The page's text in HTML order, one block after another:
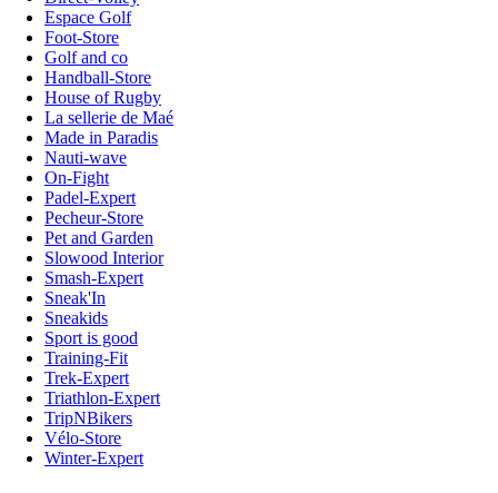
Espace Golf
Foot-Store
Golf and co
Handball-Store
House of Rugby
La sellerie de Maé
Made in Paradis
Nauti-wave
On-Fight
Padel-Expert
Pecheur-Store
Pet and Garden
Slowood Interior
Smash-Expert
Sneak'In
Sneakids
Sport is good
Training-Fit
Trek-Expert
Triathlon-Expert
TripNBikers
Vélo-Store
Winter-Expert